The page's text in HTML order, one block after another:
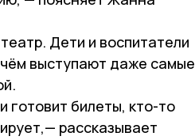
Дети и воспитатели
выступают даже самые
готовит билеты, кто-то
рассказывает